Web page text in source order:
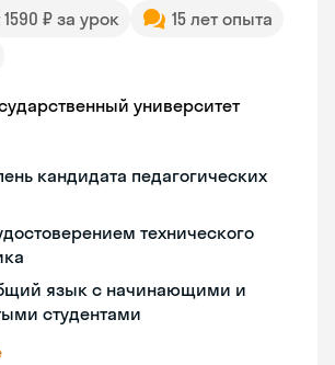
1590 ₽ за урок
15 лет опыта
университет
кандидата педагогических
технического
язык с начинающими и
студентами